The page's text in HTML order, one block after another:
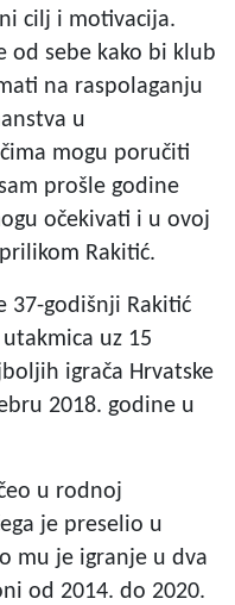
cilj i motivacija.
od sebe kako bi klub
na raspolaganju
u
mogu poručiti
prošle godine
očekivati i u ovoj
Rakitić.
37-godišnji Rakitić
uz 15
igrača Hrvatske
2018. godine u
u rodnoj
je preselio u
mu je igranje u dva
od 2014. do 2020.